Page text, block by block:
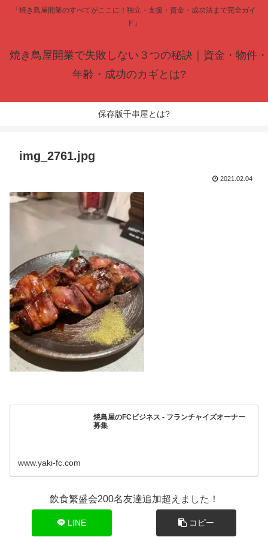
「焼き鳥屋開業のすべてがここに！独立・支援・資金・成功法まで完全ガイ
ド」
焼き鳥屋開業で失敗しない３つの秘訣｜資金・物件・
年齢・成功のカギとは?
保存版千串屋とは?
img_2761.jpg
2021.02.04
焼鳥屋のFCビジネス - フランチャイズオーナー
募集
www.yaki-fc.com
飲食繁盛会200名友達追加超えました！
LINE コピー